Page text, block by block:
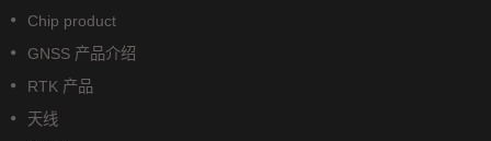
Chip product
GNSS 产品介绍
RTK 产品
天线